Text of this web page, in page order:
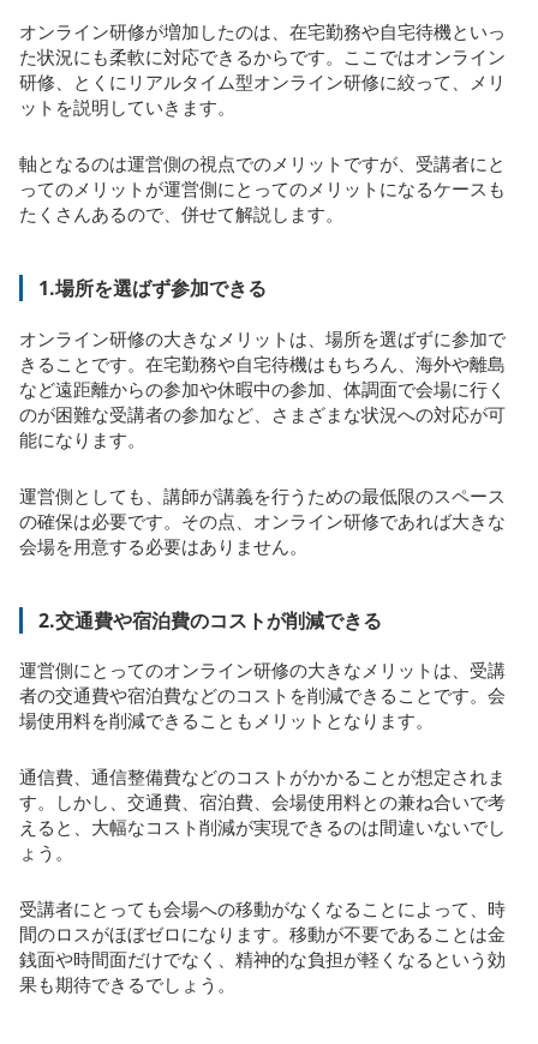
オンライン研修が増加したのは、在宅勤務や自宅待機といっ
た状況にも柔軟に対応できるからです。ここではオンライン
研修、とくにリアルタイム型オンライン研修に絞って、メリ
ットを説明していきます。
軸となるのは運営側の視点でのメリットですが、受講者にと
ってのメリットが運営側にとってのメリットになるケースも
たくさんあるので、併せて解説します。
1.場所を選ばず参加できる
オンライン研修の大きなメリットは、場所を選ばずに参加で
きることです。在宅勤務や自宅待機はもちろん、海外や離島
など遠距離からの参加や休暇中の参加、体調面で会場に行く
のが困難な受講者の参加など、さまざまな状況への対応が可
能になります。
運営側としても、講師が講義を行うための最低限のスペース
の確保は必要です。その点、オンライン研修であれば大きな
会場を用意する必要はありません。
2.交通費や宿泊費のコストが削減できる
運営側にとってのオンライン研修の大きなメリットは、受講
者の交通費や宿泊費などのコストを削減できることです。会
場使用料を削減できることもメリットとなります。
通信費、通信整備費などのコストがかかることが想定されま
す。しかし、交通費、宿泊費、会場使用料との兼ね合いで考
えると、大幅なコスト削減が実現できるのは間違いないでし
ょう。
受講者にとっても会場への移動がなくなることによって、時
間のロスがほぼゼロになります。移動が不要であることは金
銭面や時間面だけでなく、精神的な負担が軽くなるという効
果も期待できるでしょう。